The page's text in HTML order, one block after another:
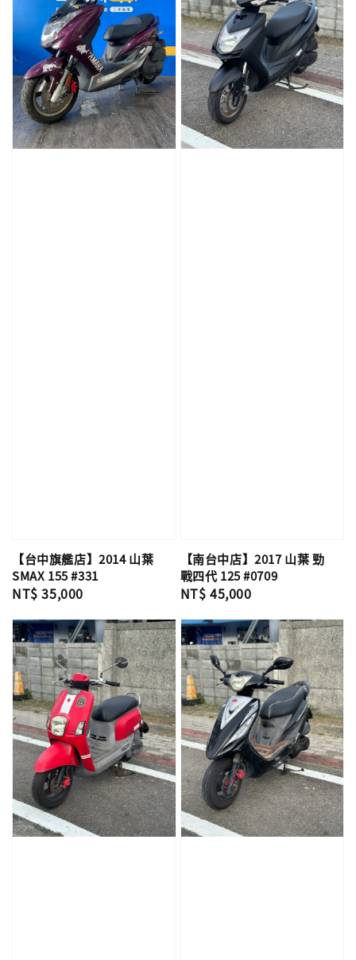
【台中旗艦店】2014 山葉
SMAX 155 #331
Regular
NT$ 35,000
【南台中店】2017 山葉 勁
戰四代 125 #0709
Regular
NT$ 45,000